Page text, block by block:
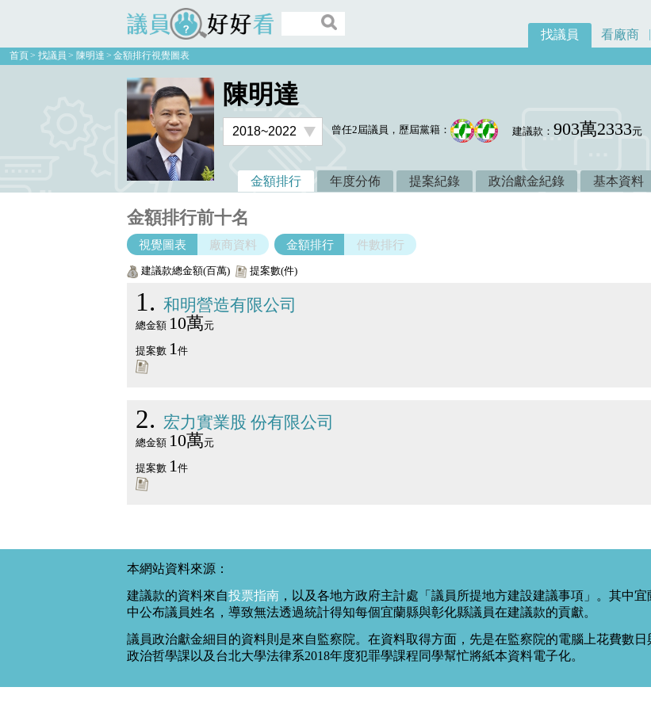
議員好好看
找議員 看廠商
首頁 找議員 陳明達 金額排行視覺圖表
陳明達
曾任2屆議員，歷屆黨籍： 建議款：903萬2333元
金額排行 年度分佈 提案紀錄 政治獻金紀錄 基本資料
金額排行前十名
視覺圖表 廠商資料 金額排行 件數排行
建議款總金額(百萬) 提案數(件)
1 和明營造有限公司
總金額 10萬元
提案數 1件
2 宏力實業股 份有限公司
總金額 10萬元
提案數 1件
本網站資料來源：
建議款的資料來自投票指南 ，以及各地方政府主計處「議員所提地方建設建議事項」。其中
中公布議員姓名，導致無法透過統計得知每個宜蘭縣與彰化縣議員在建議款的貢獻。
議員政治獻金細目的資料則是來自監察院。在資料取得方面，先是在監察院的電腦上花費數
政治哲學課以及台北大學法律系2018年度犯罪學課程同學幫忙將紙本資料電子化。